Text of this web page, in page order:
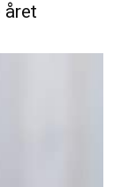
året